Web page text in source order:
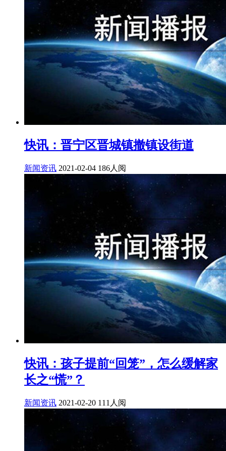
快讯：晋宁区晋城镇撤镇设街道
新闻资讯 2021-02-04 186人阅
快讯：孩子提前“回笼”，怎么缓解家
长之“慌”？
新闻资讯 2021-02-20 111人阅